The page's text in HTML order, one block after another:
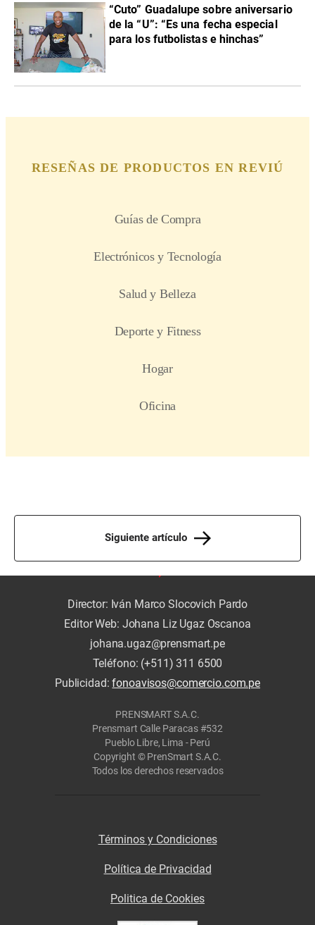
“Cuto” Guadalupe sobre aniversario
de la “U”: “Es una fecha especial
para los futbolistas e hinchas”
Siguiente artículo
Director: Iván Marco Slocovich Pardo
Editor Web: Johana Liz Ugaz Oscanoa
johana.ugaz@prensmart.pe
Teléfono: (+511) 311 6500
Publicidad:fonoavisos@comercio.com.pe
PRENSMART S.A.C.
Prensmart Calle Paracas #532
Pueblo Libre, Lima - Perú
Copyright © PrenSmart S.A.C.
Todos los derechos reservados
Términos y Condiciones
Política de Privacidad
Politica de Cookies